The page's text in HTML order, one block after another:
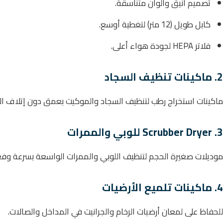
كابل طويل (12 متر) لتغطية أوسع.
فلاتر HEPA لجودة هواء أعلى.
2. ماكينات تنظيف السجاد
ماكينات استخراج رطب لتنظيف السجاد والموكيت بعمق دون إتلاف
3. Scrubber Dryer للوبي والممرات
موديلات صغيرة الحجم لتنظيف اللوبي والممرات الواسعة بسرعة
4. ماكينات تلميع الأرضيات
للحفاظ على لمعان أرضيات الرخام والجرانيت في المداخل والصالات.